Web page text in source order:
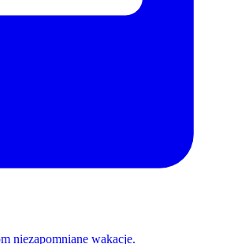
niezapomniane wakacje.